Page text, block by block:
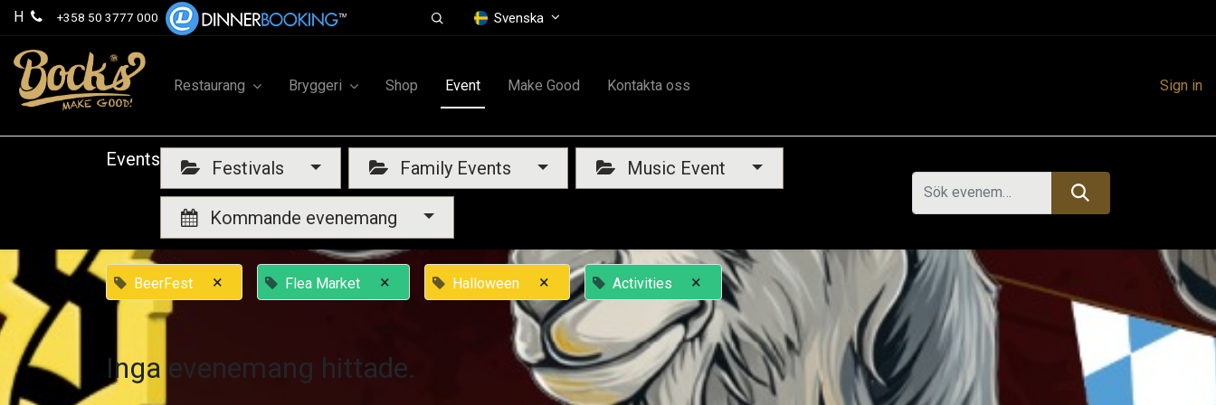
H +358 50 3777 000 Svenska
Restaurang Bryggeri Shop Event Make Good Kontakta oss Sign in
Events Festivals Family Events Music Event
Kommande evenemang
BeerFest × Flea Market × Halloween × Activities ×
Inga evenemang hittade.